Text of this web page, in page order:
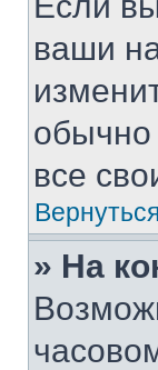
ваши
обычно
все
» На